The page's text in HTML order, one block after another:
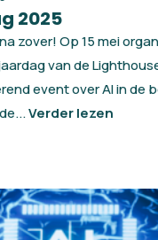
2025
zover! Op 15 mei
van de
event over AI in de
Verder lezen